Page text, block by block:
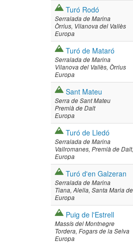
Turó Rodó
Serralada de Marina
Òrrius Vilanova del Vallès
Europa
Turó de Mataró
Serralada de Marina
Vilanova del Vallès Òrrius
Europa
Sant Mateu
Serra de Sant Mateu
Premià de Dalt
Europa
Turó de Lledó
Serralada de Marina
Vallromanes Premià de Dalt
Europa
Turó d'en Galzeran
Serralada de Marina
Tiana Alella Santa Maria
Europa
Puig de l'Estrell
Massís del Montnegre
Tordera Fogars de la Selva
Europa